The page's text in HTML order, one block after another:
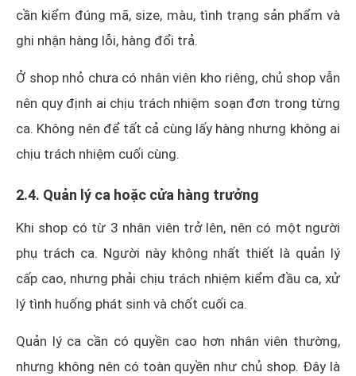
cần kiểm đúng mã, size, màu, tình trạng sản phẩm và
ghi nhận hàng lỗi, hàng đổi trả.
Ở shop nhỏ chưa có nhân viên kho riêng, chủ shop vẫn
nên quy định ai chịu trách nhiệm soạn đơn trong từng
ca. Không nên để tất cả cùng lấy hàng nhưng không ai
chịu trách nhiệm cuối cùng.
2.4. Quản lý ca hoặc cửa hàng trưởng
Khi shop có từ 3 nhân viên trở lên, nên có một người
phụ trách ca. Người này không nhất thiết là quản lý
cấp cao, nhưng phải chịu trách nhiệm kiểm đầu ca, xử
lý tình huống phát sinh và chốt cuối ca.
Quản lý ca cần có quyền cao hơn nhân viên thường,
nhưng không nên có toàn quyền như chủ shop. Đây là